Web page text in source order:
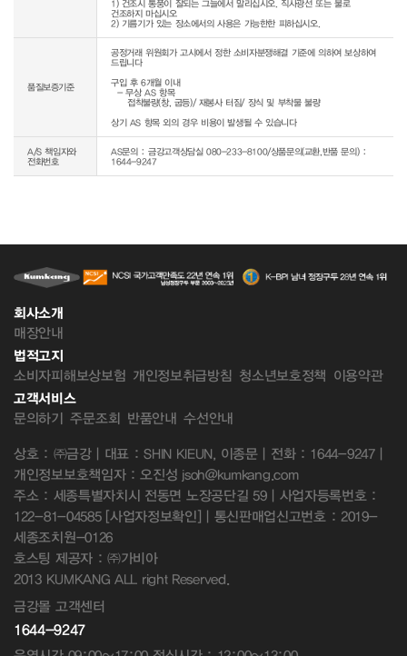
1) 건조시 통풍이 잘되는 그늘에서 말리십시오. 직사광선 또는 불로
건조하지 마십시오
품질보증기준
공정거래 위원회가 고시에서 정한 소비자분쟁해결 기준에 의하여 보상하여
드립니다
구입 후 6개월 이내
  - 무상 AS 항목
상기 AS 항목 외의 경우 비용이 발생될 수 있습니다
A/S 책임자와
전화번호
AS문의 : 금강고객상담실 080-233-8100/상품문의(교환,반품 문의) :
1644-9247
회사소개
매장안내
법적고지
소비자피해보상보험 개인정보취급방침 청소년보호정책 이용약관
고객서비스
문의하기 주문조회 반품안내 수선안내
상호 : ㈜금강 | 대표 : SHIN KIEUN, 이종문 | 전화 : 1644-9247 |
개인정보보호책임자 : 오진성 jsoh@kumkang.com
주소 : 세종특별자치시 전동면 노장공단길 59 | 사업자등록번호 :
122-81-04585 [사업자정보확인] | 통신판매업신고번호 : 2019-
세종조치원-0126
호스팅 제공자 : ㈜가비아
2013 KUMKANG ALL right Reserved.
금강몰 고객센터
1644-9247